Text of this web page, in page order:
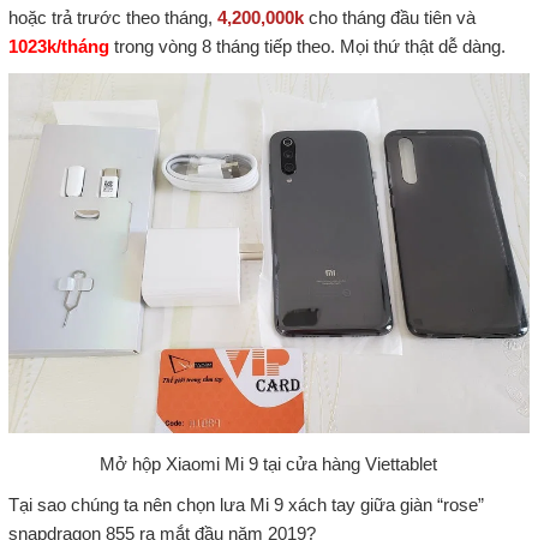
hoặc trả trước theo tháng, 4,200,000kcho tháng đầu tiên và
1023k/thángtrong vòng 8 tháng tiếp theo. Mọi thứ thật dễ dàng.
Mở hộp Xiaomi Mi 9 tại cửa hàng Viettablet
Tại sao chúng ta nên chọn lưa Mi 9 xách tay giữa giàn “rose”
snapdragon 855 ra mắt đầu năm 2019?